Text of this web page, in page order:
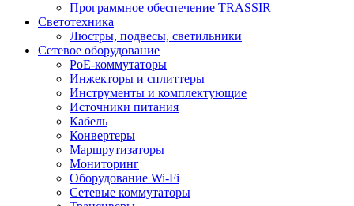
Программное обеспечение TRASSIR
Светотехника
Люстры, подвесы, светильники
Сетевое оборудование
PoE-коммутаторы
Инжекторы и сплиттеры
Инструменты и комплектующие
Источники питания
Кабель
Конвертеры
Маршрутизаторы
Мониторинг
Оборудование Wi-Fi
Сетевые коммутаторы